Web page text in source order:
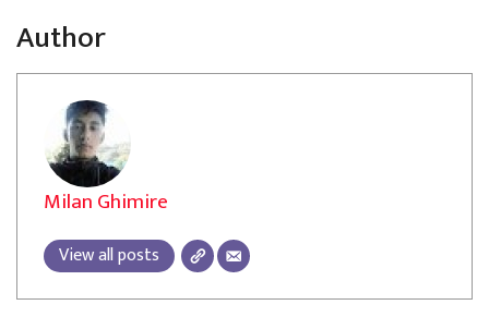
Author
Milan Ghimire
View all posts